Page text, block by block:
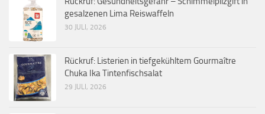
gesalzenen Lima Reiswaffeln
30 JULI, 2026
Rückruf: Listerien in tiefgekühltem Gourmaître
Chuka Ika Tintenfischsalat
29 JULI, 2026